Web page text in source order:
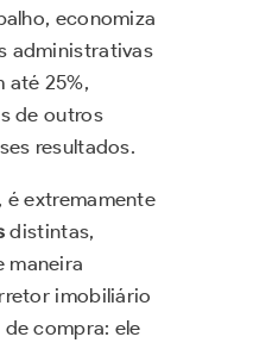
economiza
administrativas
até 25%,
de outros
resultados.
extremamente
distintas,
maneira
imobiliário
compra: ele